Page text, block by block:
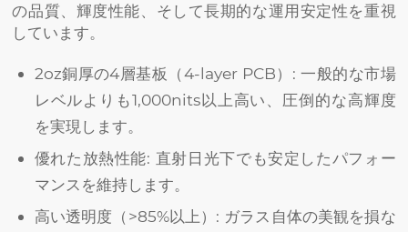
の品質、輝度性能、そして長期的な運用安定性を重視
しています。
2oz銅厚の4層基板（4-layer PCB）: 一般的な市場
レベルよりも1,000nits以上高い、圧倒的な高輝度
を実現します。
優れた放熱性能: 直射日光下でも安定したパフォー
マンスを維持します。
高い透明度（>85%以上）: ガラス自体の美観を損な